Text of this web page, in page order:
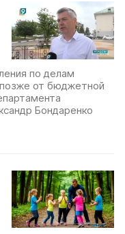
по делам
от бюджетной
Бондаренко